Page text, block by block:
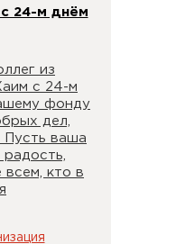
24-м днём
из
с 24-м
фонду
дел,
Пусть ваша
кто в